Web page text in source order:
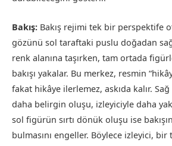
Bakış: Bakış rejimi tek bir perspektife
gözünü sol taraftaki puslu doğadan
renk alanına taşırken, tam ortada
bakışı yakalar. Bu merkez, resmin
fakat hikâye ilerlemez, askıda kalır.
daha belirgin oluşu, izleyiciyle daha
sol figürün sırtı dönük oluşu ise
bulmasını engeller. Böylece izleyici, bir